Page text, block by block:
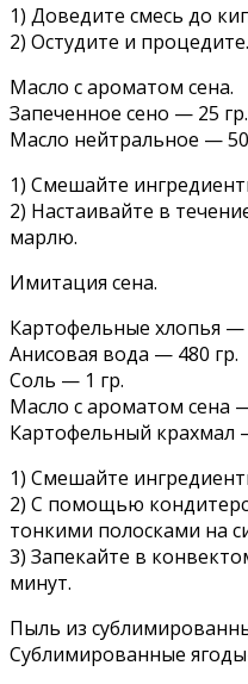
1) Доведите смесь до
2) Остудите и процедите.
Масло с ароматом сена.
Запеченное сено — 25 гр.
Масло нейтральное — 50
1) Смешайте
2) Настаивайте в
марлю.
Имитация сена.
Картофельные хлопья —
Анисовая вода — 480 гр.
Соль — 1 гр.
Масло с ароматом сена
Картофельный крахмал
1) Смешайте
2) С помощью
тонкими полосками на
3) Запекайте в
минут.
Пыль из
Сублимированные